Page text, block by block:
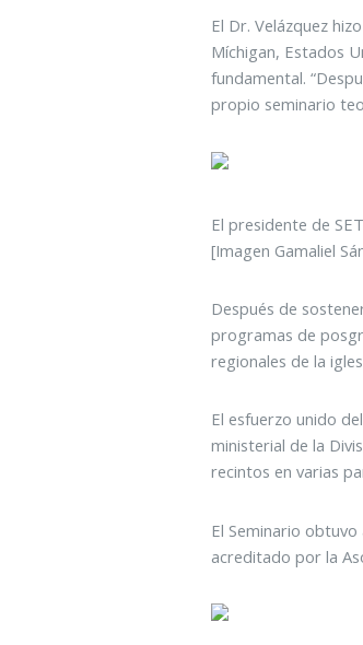
El Dr. Velázquez
Míchigan, Estados
fundamental.
propio seminario
El presidente de
[Imagen Gamaliel
Después de
programas de
regionales de la
El esfuerzo unido
ministerial de la
recintos en varias
El Seminario
acreditado por la